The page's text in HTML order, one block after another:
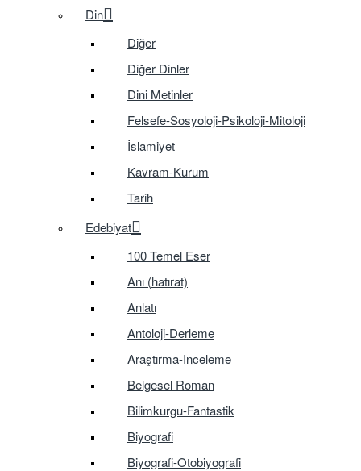
Din
Diğer
Diğer Dinler
Dini Metinler
Felsefe-Sosyoloji-Psikoloji-Mitoloji
İslamiyet
Kavram-Kurum
Tarih
Edebiyat
100 Temel Eser
Anı (hatırat)
Anlatı
Antoloji-Derleme
Araştırma-Inceleme
Belgesel Roman
Bilimkurgu-Fantastik
Biyografi
Biyografi-Otobiyografi